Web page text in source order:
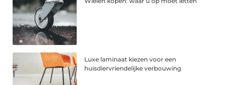
Luxe laminaat kiezen voor een
huisdiervriendelijke verbouwing